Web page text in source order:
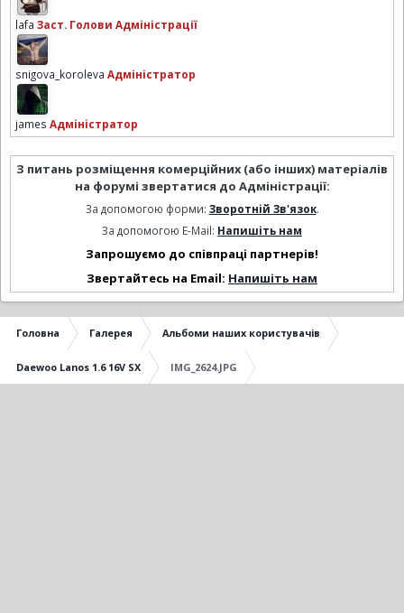
lafa Заст. Голови Адміністрації
snigova_koroleva Адміністратор
james Адміністратор
З питань розміщення комерційних (або інших) матеріалів
на форумі звертатися до Адміністрації:
За допомогою форми: Зворотній Зв'язок.
За допомогою E-Mail: Напишіть нам
Запрошуємо до співпраці партнерів!
Звертайтесь на Email: Напишіть нам
Головна Галерея Альбоми наших користувачів
Daewoo Lanos 1.6 16V SX IMG_2624.JPG